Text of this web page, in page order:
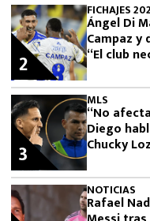
FICHAJES
Ángel Di
Campaz y
“El club
2
MLS
“No
Diego
Chucky
3
NOTICIAS
Rafael